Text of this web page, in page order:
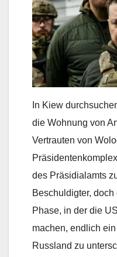
In Kiew
die Wohnung von
Vertrauten von
des Präsidialamts
Beschuldigter,
Phase, in der die
machen, endlich
Russland zu